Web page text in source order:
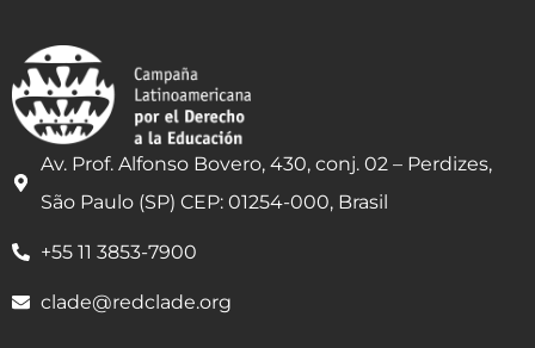
Av. Prof. Alfonso Bovero, 430, conj. 02 – Perdizes,
São Paulo (SP) CEP: 01254-000, Brasil
+55 11 3853-7900
clade@redclade.org